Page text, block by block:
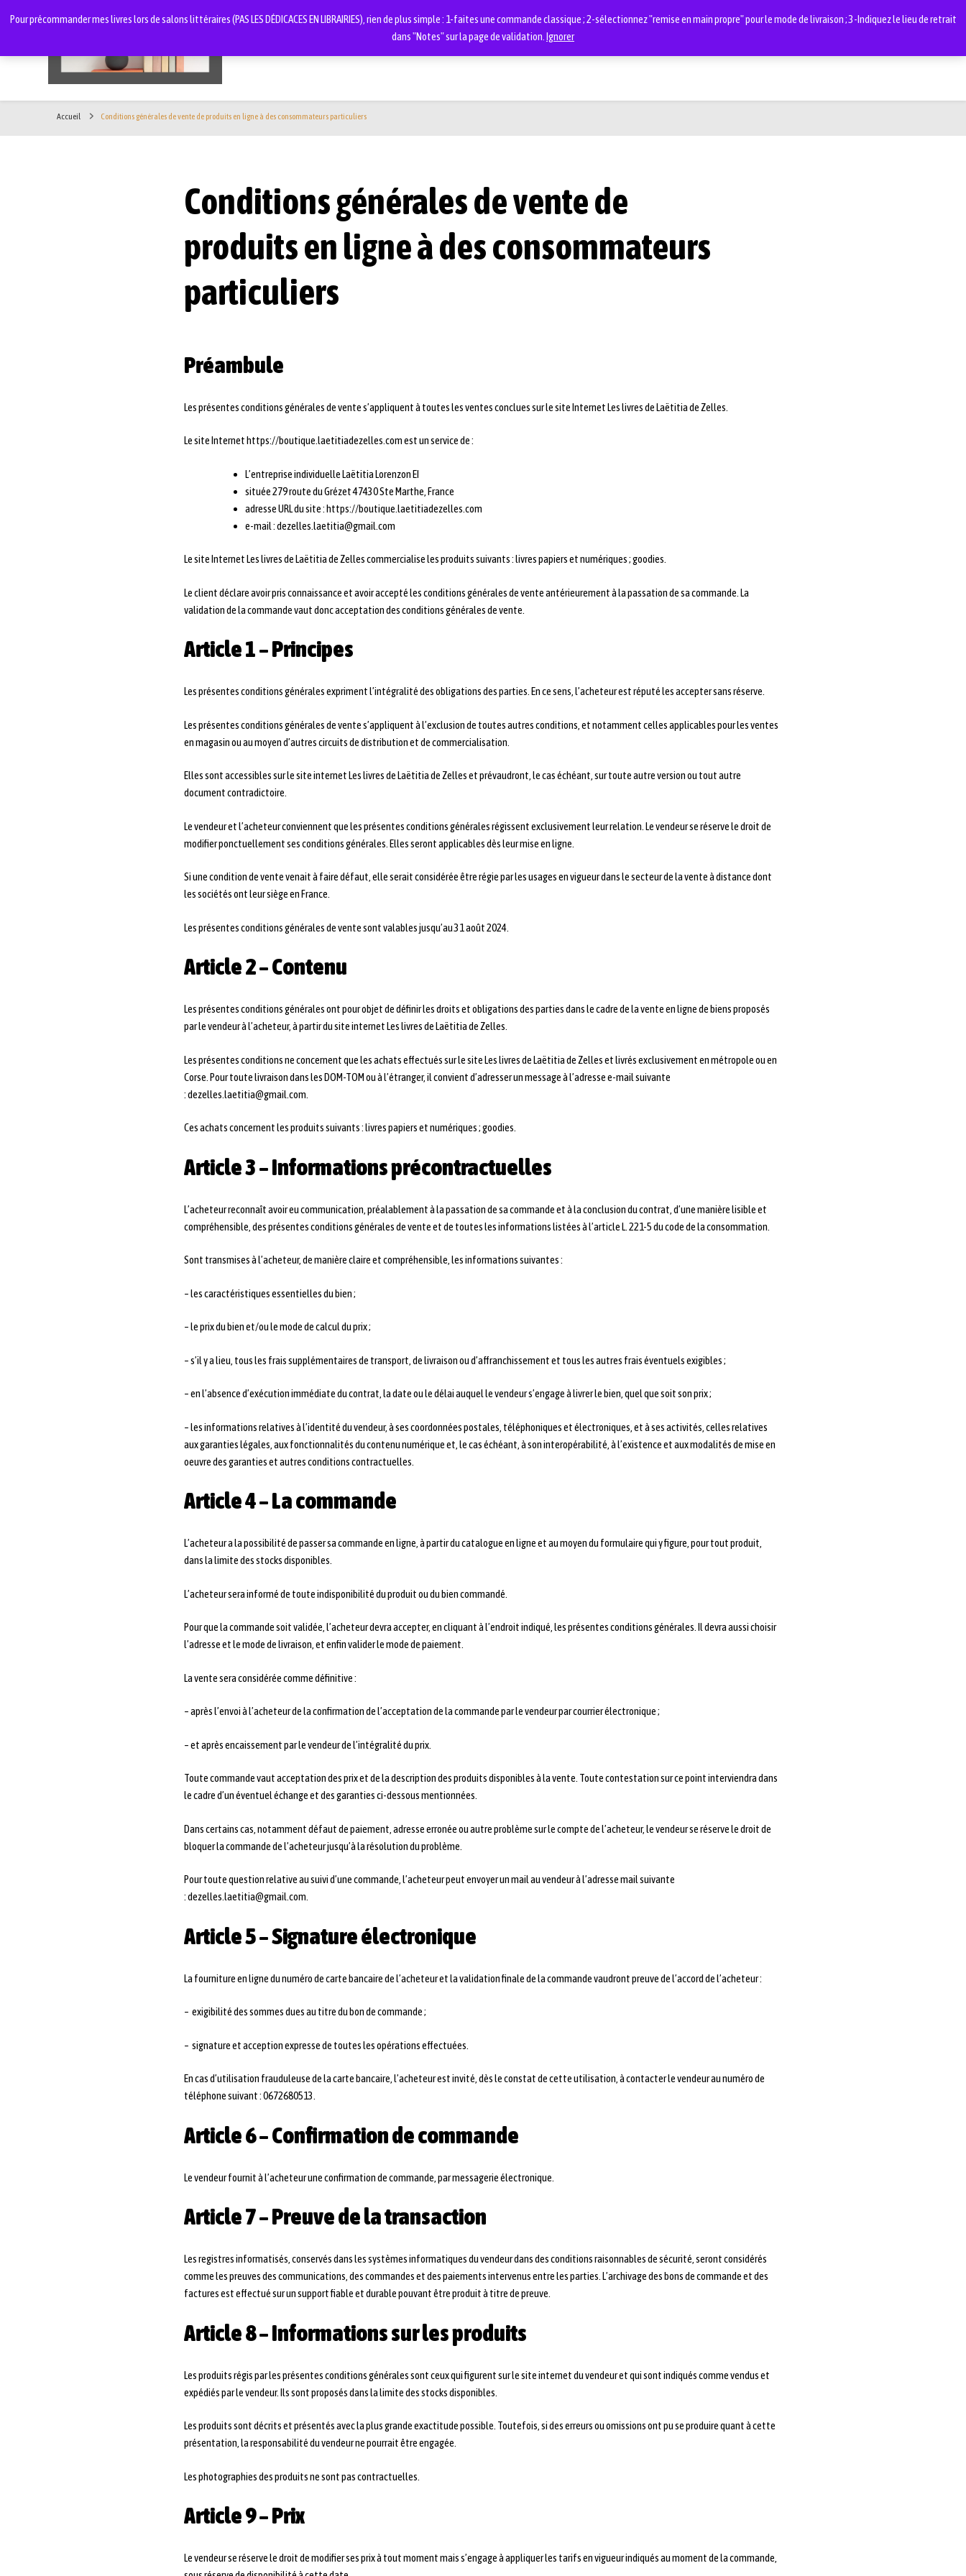
Pour précommander mes livres lors de salons littéraires (PAS LES DÉDICACES EN LIBRAIRIES), rien de plus simple : 1-faites une commande classique ; 2-sélectionnez "remise en main propre" pour le mode de livraison ; 3-Indiquez le lieu de retrait
dans "Notes" sur la page de validation. Ignorer
Les livres de Laëtitia de Zelles
Accueil Conditions générales de vente de produits en ligne à des consommateurs particuliers
Conditions générales de vente de
produits en ligne à des consommateurs
particuliers
Préambule
Les présentes conditions générales de vente s’appliquent à toutes les ventes conclues sur le site Internet Les livres de Laëtitia de Zelles.
Le site Internet https://boutique.laetitiadezelles.com est un service de :
L’entreprise individuelle Laëtitia Lorenzon EI
située 279 route du Grézet 47430 Ste Marthe, France
adresse URL du site : https://boutique.laetitiadezelles.com
e-mail : dezelles.laetitia@gmail.com
Le site Internet Les livres de Laëtitia de Zelles commercialise les produits suivants : livres papiers et numériques ; goodies.
Le client déclare avoir pris connaissance et avoir accepté les conditions générales de vente antérieurement à la passation de sa commande. La
validation de la commande vaut donc acceptation des conditions générales de vente.
Article 1 – Principes
Les présentes conditions générales expriment l’intégralité des obligations des parties. En ce sens, l’acheteur est réputé les accepter sans réserve.
Les présentes conditions générales de vente s’appliquent à l’exclusion de toutes autres conditions, et notamment celles applicables pour les ventes
en magasin ou au moyen d’autres circuits de distribution et de commercialisation.
Elles sont accessibles sur le site internet Les livres de Laëtitia de Zelles et prévaudront, le cas échéant, sur toute autre version ou tout autre
document contradictoire.
Le vendeur et l’acheteur conviennent que les présentes conditions générales régissent exclusivement leur relation. Le vendeur se réserve le droit de
modifier ponctuellement ses conditions générales. Elles seront applicables dès leur mise en ligne.
Si une condition de vente venait à faire défaut, elle serait considérée être régie par les usages en vigueur dans le secteur de la vente à distance dont
les sociétés ont leur siège en France.
Les présentes conditions générales de vente sont valables jusqu’au 31 août 2024.
Article 2 – Contenu
Les présentes conditions générales ont pour objet de définir les droits et obligations des parties dans le cadre de la vente en ligne de biens proposés
par le vendeur à l’acheteur, à partir du site internet Les livres de Laëtitia de Zelles.
Les présentes conditions ne concernent que les achats effectués sur le site Les livres de Laëtitia de Zelles et livrés exclusivement en métropole ou en
Corse. Pour toute livraison dans les DOM-TOM ou à l’étranger, il convient d’adresser un message à l’adresse e-mail suivante
: dezelles.laetitia@gmail.com.
Ces achats concernent les produits suivants : livres papiers et numériques ; goodies.
Article 3 – Informations précontractuelles
L’acheteur reconnaît avoir eu communication, préalablement à la passation de sa commande et à la conclusion du contrat, d’une manière lisible et
compréhensible, des présentes conditions générales de vente et de toutes les informations listées à l’article L. 221-5 du code de la consommation.
Sont transmises à l’acheteur, de manière claire et compréhensible, les informations suivantes :
– les caractéristiques essentielles du bien ;
– le prix du bien et/ou le mode de calcul du prix ;
– s’il y a lieu, tous les frais supplémentaires de transport, de livraison ou d’affranchissement et tous les autres frais éventuels exigibles ;
– en l’absence d’exécution immédiate du contrat, la date ou le délai auquel le vendeur s’engage à livrer le bien, quel que soit son prix ;
– les informations relatives à l’identité du vendeur, à ses coordonnées postales, téléphoniques et électroniques, et à ses activités, celles relatives
aux garanties légales, aux fonctionnalités du contenu numérique et, le cas échéant, à son interopérabilité, à l’existence et aux modalités de mise en
oeuvre des garanties et autres conditions contractuelles.
Article 4 – La commande
L’acheteur a la possibilité de passer sa commande en ligne, à partir du catalogue en ligne et au moyen du formulaire qui y figure, pour tout produit,
dans la limite des stocks disponibles.
L’acheteur sera informé de toute indisponibilité du produit ou du bien commandé.
Pour que la commande soit validée, l’acheteur devra accepter, en cliquant à l’endroit indiqué, les présentes conditions générales. Il devra aussi choisir
l’adresse et le mode de livraison, et enfin valider le mode de paiement.
La vente sera considérée comme définitive :
– après l’envoi à l’acheteur de la confirmation de l’acceptation de la commande par le vendeur par courrier électronique ;
– et après encaissement par le vendeur de l’intégralité du prix.
Toute commande vaut acceptation des prix et de la description des produits disponibles à la vente. Toute contestation sur ce point interviendra dans
le cadre d’un éventuel échange et des garanties ci-dessous mentionnées.
Dans certains cas, notamment défaut de paiement, adresse erronée ou autre problème sur le compte de l’acheteur, le vendeur se réserve le droit de
bloquer la commande de l’acheteur jusqu’à la résolution du problème.
Pour toute question relative au suivi d’une commande, l’acheteur peut envoyer un mail au vendeur à l’adresse mail suivante
: dezelles.laetitia@gmail.com.
Article 5 – Signature électronique
La fourniture en ligne du numéro de carte bancaire de l’acheteur et la validation finale de la commande vaudront preuve de l’accord de l’acheteur :
– exigibilité des sommes dues au titre du bon de commande ;
– signature et acception expresse de toutes les opérations effectuées.
En cas d’utilisation frauduleuse de la carte bancaire, l’acheteur est invité, dès le constat de cette utilisation, à contacter le vendeur au numéro de
téléphone suivant : 0672680513.
Article 6 – Confirmation de commande
Le vendeur fournit à l’acheteur une confirmation de commande, par messagerie électronique.
Article 7 – Preuve de la transaction
Les registres informatisés, conservés dans les systèmes informatiques du vendeur dans des conditions raisonnables de sécurité, seront considérés
comme les preuves des communications, des commandes et des paiements intervenus entre les parties. L’archivage des bons de commande et des
factures est effectué sur un support fiable et durable pouvant être produit à titre de preuve.
Article 8 – Informations sur les produits
Les produits régis par les présentes conditions générales sont ceux qui figurent sur le site internet du vendeur et qui sont indiqués comme vendus et
expédiés par le vendeur. Ils sont proposés dans la limite des stocks disponibles.
Les produits sont décrits et présentés avec la plus grande exactitude possible. Toutefois, si des erreurs ou omissions ont pu se produire quant à cette
présentation, la responsabilité du vendeur ne pourrait être engagée.
Les photographies des produits ne sont pas contractuelles.
Article 9 – Prix
Le vendeur se réserve le droit de modifier ses prix à tout moment mais s’engage à appliquer les tarifs en vigueur indiqués au moment de la commande,